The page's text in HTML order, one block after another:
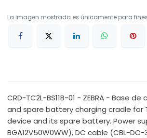
La imagen mostrada es únicamente para
CRD-TC2L-BS11B-01 - ZEBRA - Base
and spare battery charging cradle for
device and its spare battery. Power
BGA12V50W0WW), DC cable (CBL-DC-